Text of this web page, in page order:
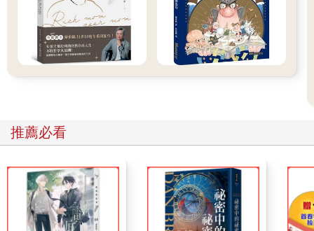
要讓某種商品引發流行，需要一些訣竅，而流行可以分為兩
種：一種是在有錢人之間流行起來的；另一種則是在普羅大眾之
間流行起來的。
相較之下，從有錢人之間興起的流行顯然會更為長久。像是
呼拉圈、擁抱小子（1960年代風靡日本的充氣塑膠小玩偶）或拉
需要兩年的時間。也就是說，若能讓某種飾品在有錢人的圈子內
燒起來，接下來的兩年，您都能靠這款商品獲利。
至於要在有錢人之間帶動流行的最佳商品，非高級舶來品莫
屬。我從擔任口譯的經驗中深刻了解到日本人對舶來品的崇拜心
理──愈是富有的人，對舶來品的情節就愈深。
即使明明知道國產品的品質更好，日本人仍願意多花一倍以
上的錢去購買舶來品。這也代表「即使我們訂出高價，消費者仍
推薦必看